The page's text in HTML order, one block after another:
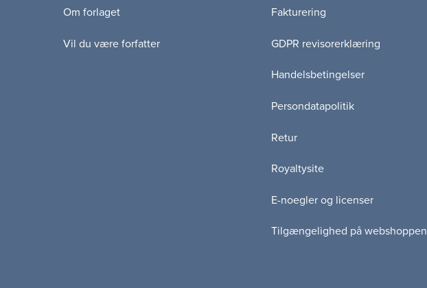
Grupper
Neurodiversitet
Psykiatri
Sundhed
Ungeområdet
Om forlaget
Vil du være forfatter
Fakturering
GDPR revisorerklæring
Handelsbetingelser
Persondatapolitik
Retur
Royaltysite
E-noegler og licenser
Tilgængelighed på webshoppen